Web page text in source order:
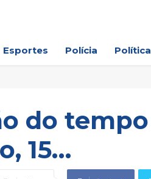
Esportes Polícia Política
do tempo
15…